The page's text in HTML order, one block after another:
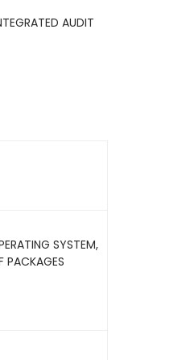
AUDIT
SYSTEM,
PACKAGES